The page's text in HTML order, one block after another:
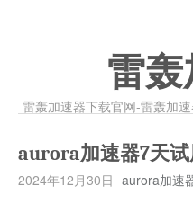
雷轰
雷轰加速器下载官网-雷轰加
aurora加速器7天试
2024年12月30日 aurora加速